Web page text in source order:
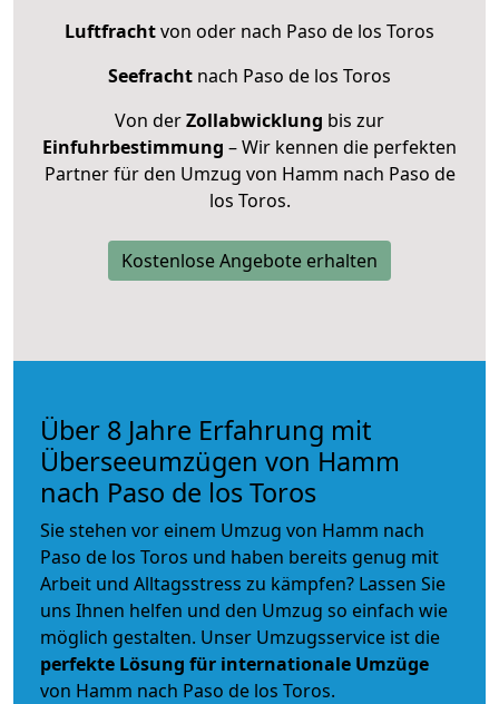
Luftfrachtvon oder nach Paso de los Toros
Seefracht nach Paso de los Toros
Von derZollabwicklung bis zur
Einfuhrbestimmung – Wir kennen die perfekten
Partner für den Umzug von Hamm nach Paso de
los Toros.
Kostenlose Angebote erhalten
Über 8 Jahre Erfahrung mit
Überseeumzügen von Hamm
nach Paso de los Toros
Sie stehen vor einem Umzug von Hamm nach
Paso de los Toros und haben bereits genug mit
Arbeit und Alltagsstress zu kämpfen? Lassen Sie
uns Ihnen helfen und den Umzug so einfach wie
möglich gestalten. Unser Umzugsservice ist die
perfekte Lösung für internationale Umzüge
von Hamm nach Paso de los Toros.